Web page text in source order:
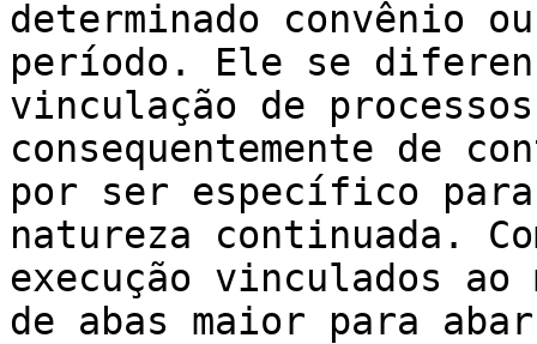
determinado convênio
período. Ele se
vinculação de
consequentemente de
por ser específico
natureza continuada.
execução vinculados ao
de abas maior para